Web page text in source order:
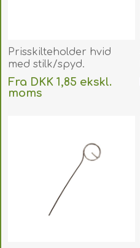
Prisskilteholder hvid
med stilk/spyd.
Prisskilteholder hvid
m/stilk til plastkort mm.
Fra DKK 1,85 ekskl.
moms